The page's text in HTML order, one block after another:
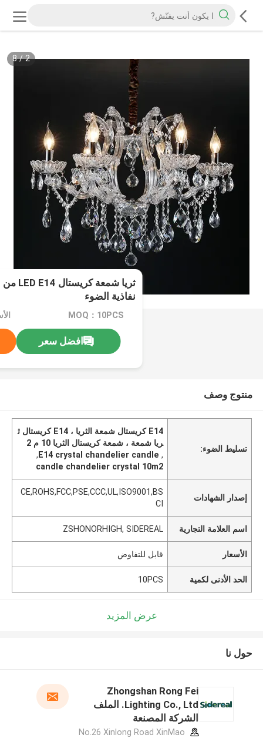
2
/
8
نفاذية الضوء
MOQ：10PCS
افضل سعر
منتوج وصف
تسليط الضوء:
E14 كريستال شمعة الثريا ، E14 كريستال ث
ريا شمعة ، شمعة كريستال الثريا 10 م 2
,
E14 crystal chandelier candle
,
candle chandelier crystal 10m2
إصدار الشهادات
CE,ROHS,FCC,PSE,CCC,UL,ISO9001,BS
CI
اسم العلامة التجارية ZSHONORHIGH, SIDEREAL
الأسعار قابل للتفاوض
الحد الأدنى لكمية 10PCS
عرض المزيد
حول نا
Zhongshan Rong Fei
Lighting Co., Ltd. الملف
الشركة المصنعة
No.26 Xinlong Road XinMao